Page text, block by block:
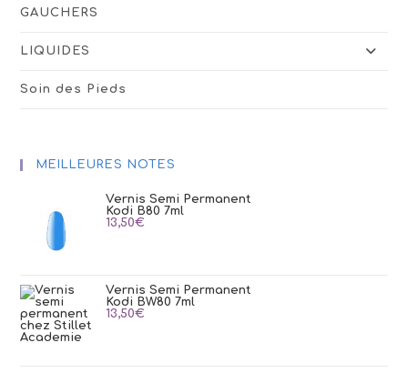
GAUCHERS
LIQUIDES
Soin des Pieds
MEILLEURES NOTES
Vernis Semi Permanent
Kodi B80 7ml
13,50€
Vernis Semi Permanent
Kodi BW80 7ml
13,50€